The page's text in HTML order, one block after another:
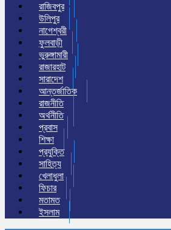
রাজিবপুর
উলিপুর
নাগেশ্বরী
ফুলবাড়ী
ভুরুঙ্গামারী
রাজারহাট
সারাদেশ
আন্তর্জাতিক
রাজনীতি
অর্থনীতি
প্রবাস
শিক্ষা
প্রযুক্তি
সাহিত্য
খেলাধুলা
ফিচার
মতামত
ইসলাম